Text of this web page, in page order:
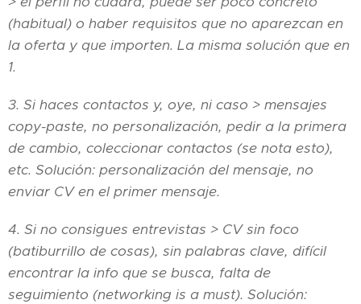
(habitual) o haber requisitos que no aparezcan en
la oferta y que importen. La misma solución que en
1.
3. Si haces contactos y, oye, ni caso > mensajes
copy-paste, no personalización, pedir a la primera
de cambio, coleccionar contactos (se nota esto),
etc. Solución: personalización del mensaje, no
enviar CV en el primer mensaje.
4. Si no consigues entrevistas > CV sin foco
(batiburrillo de cosas), sin palabras clave, difícil
encontrar la info que se busca, falta de
seguimiento (networking is a must). Solución: